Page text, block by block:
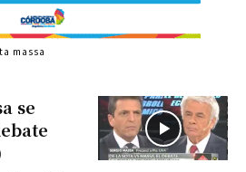
se
massa